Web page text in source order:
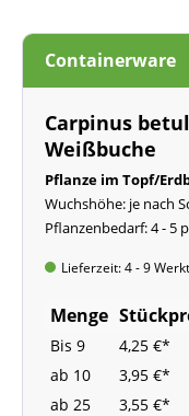
Containerware
Carpinus
Weißbuche
Pflanze im Topf/
Wuchshöhe: je nach
Pflanzenbedarf: 4 - 5
Lieferzeit: 4 - 9
Menge
Bis 9
4,25 €*
ab 10
3,95 €*
ab 25
3,55 €*